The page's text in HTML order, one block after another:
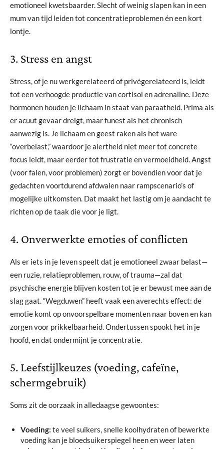
emotioneel kwetsbaarder. Slecht of weinig slapen kan in een
mum van tijd leiden tot concentratieproblemen én een kort
lontje.
3. Stress en angst
Stress, of je nu werkgerelateerd of privégerelateerd is, leidt
tot een verhoogde productie van cortisol en adrenaline. Deze
hormonen houden je lichaam in staat van paraatheid. Prima als
er acuut gevaar dreigt, maar funest als het chronisch
aanwezig is. Je lichaam en geest raken als het ware
“overbelast,” waardoor je alertheid niet meer tot concrete
focus leidt, maar eerder tot frustratie en vermoeidheid. Angst
(voor falen, voor problemen) zorgt er bovendien voor dat je
gedachten voortdurend afdwalen naar rampscenario’s of
mogelijke uitkomsten. Dat maakt het lastig om je aandacht te
richten op de taak die voor je ligt.
4. Onverwerkte emoties of conflicten
Als er iets in je leven speelt dat je emotioneel zwaar belast—
een ruzie, relatieproblemen, rouw, of trauma—zal dat
psychische energie blijven kosten tot je er bewust mee aan de
slag gaat. “Wegduwen” heeft vaak een averechts effect: de
emotie komt op onvoorspelbare momenten naar boven en kan
zorgen voor prikkelbaarheid. Ondertussen spookt het in je
hoofd, en dat ondermijnt je concentratie.
5. Leefstijlkeuzes (voeding, cafeïne,
schermgebruik)
Soms zit de oorzaak in alledaagse gewoontes:
Voeding: te veel suikers, snelle koolhydraten of bewerkte
voeding kan je bloedsuikerspiegel heen en weer laten